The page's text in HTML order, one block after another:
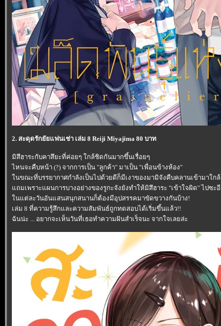
2. สะดุดรักยัยแฟนเช่า เล่ม 8 Reiji Miyajima 80 บาท
มิสึฮาระกับคาสึยะที่ค่อยๆ ใกล้ชิดกันมากขึ้นเรื่อยๆ
ไหนจะคืบหน้า (?) จากการเป็น "ลูกค้า" มาเป็น "เพื่อนข้างห้อง"
นขณะที่บรรยากาศกำลังเป็นไปด้วยดีก็มีเงาของมามิจังคืบคลานเข้ามาใก
ถมเพราะแผนการบางอย่างของรูกะจังยังทำให้มิสึฮาระ "เข้าใจผิด" ไปซะอี
นแต่ละวันอันแสนสนุกสนานก็ต้องมีอุปสรรคมาขัดขวางกันบ้าง!
เล่ม 8 ที่ความรู้สึกและความสัมพันธ์ถูกทดสอบได้เริ่มขึ้นแล้ว!!
ฉันน่ะ ... อยากจะเห็นวันที่เธอทำความฝันสำเร็จนะ จากใจเลยล่ะ